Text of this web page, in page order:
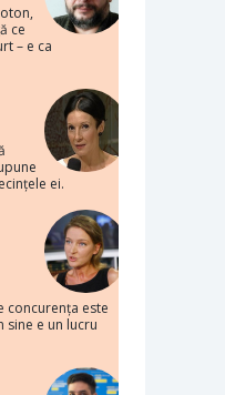
ce
– e ca
ei.
concurența este
sine e un lucru